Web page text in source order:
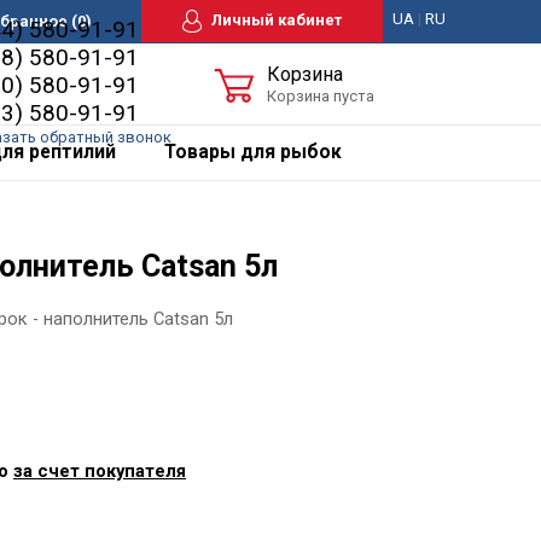
(0) Личный кабинет UA| RU
580-91-91
580-91-91
580-91-91
580-91-91
обратный звонок
Корзина
Корзина пуста
рептилий Товары для рыбок
Catsan 5л
- наполнитель Catsan 5л
за счет покупателя